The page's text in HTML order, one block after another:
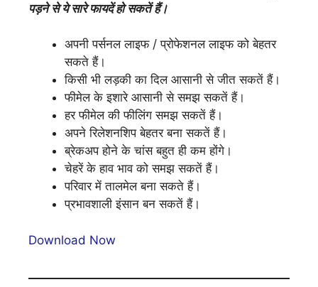
पड़ने से ये सारे फायदें हो सकतें हैं।
अपनी पर्सनल लाइफ / प्रोफेशनल लाइफ को बेहतर
सकते हैं।
किसी भी लड़की का दिल आसानी से जीत सकतें हैं।
फीमेल के इशारे आसानी से समझ सकतें हैं।
हर फीमेल की फीलिंग समझ सकतें हैं।
अपने रिलेशनशिप बेहतर बना सकतें हैं।
ब्रेकअप होने के चांस बहुत ही कम होंगे।
चेहरें के हाव भाव को समझ सकतें हैं।
परिवार में तालमेल बना सकते हैं।
प्रभावशाली इंसान बन सकतें हैं।
Download Now